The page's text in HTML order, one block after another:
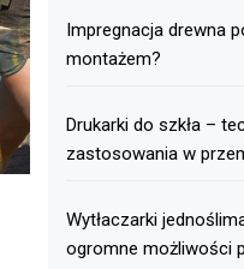
Impregnacja drewna
montażem?
Drukarki do szkła –
zastosowania w
Wytłaczarki
ogromne możliwości